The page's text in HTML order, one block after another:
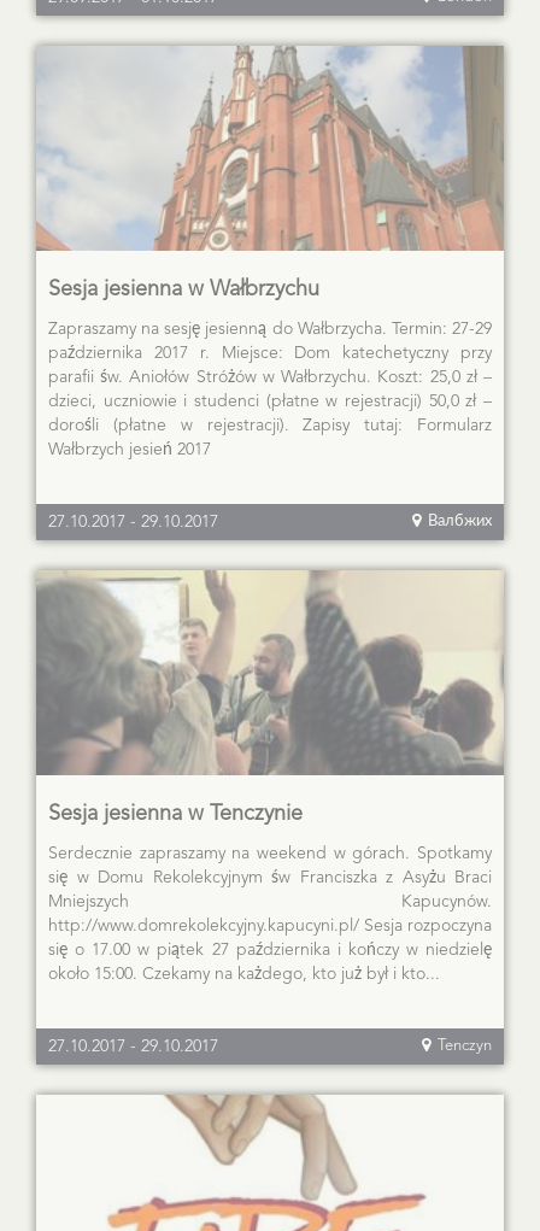
Sesja jesienna w Wałbrzychu
Zapraszamy na sesję jesienną do Wałbrzycha. Termin: 27-29
października 2017 r. Miejsce: Dom katechetyczny przy
parafii św. Aniołów Stróżów w Wałbrzychu. Koszt: 25,0 zł –
dzieci, uczniowie i studenci (płatne w rejestracji) 50,0 zł –
dorośli (płatne w rejestracji). Zapisy tutaj: Formularz
Wałbrzych jesień 2017
27.10.2017 - 29.10.2017 Валбжих
Sesja jesienna w Tenczynie
Serdecznie zapraszamy na weekend w górach. Spotkamy
się w Domu Rekolekcyjnym św Franciszka z Asyżu Braci
Mniejszych Kapucynów.
http://www.domrekolekcyjny.kapucyni.pl/ Sesja rozpoczyna
się o 17.00 w piątek 27 października i kończy w niedzielę
około 15:00. Czekamy na każdego, kto już był i kto...
27.10.2017 - 29.10.2017 Tenczyn